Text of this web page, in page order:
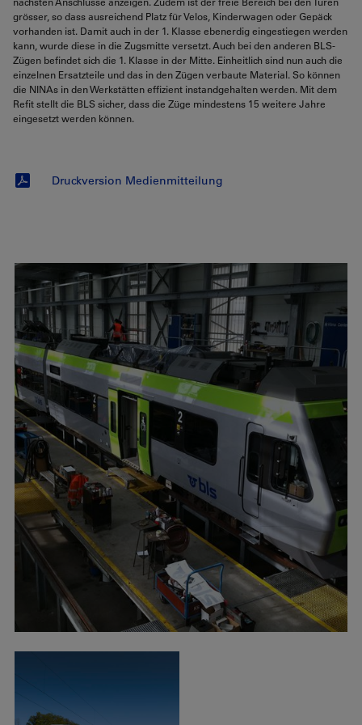
grösser, so dass ausreichend Platz für Velos, Kinderwagen oder Gepäck
vorhanden ist. Damit auch in der 1. Klasse ebenerdig eingestiegen werden
kann, wurde diese in die Zugsmitte versetzt. Auch bei den anderen BLS-
Zügen befindet sich die 1. Klasse in der Mitte. Einheitlich sind nun auch die
einzelnen Ersatzteile und das in den Zügen verbaute Material. So können
die NINAs in den Werkstätten effizient instandgehalten werden. Mit dem
Refit stellt die BLS sicher, dass die Züge mindestens 15 weitere Jahre
eingesetzt werden können.
Druckversion Medienmitteilung